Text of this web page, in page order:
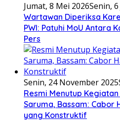
Jumat, 8 Mei 2026Senin,
Wartawan Diperiksa
PWI: Patuhi MoU Antara
Pers
Senin, 24 November 2025
Resmi Menutup
Saruma, Bassam: Cabor
yang Konstruktif